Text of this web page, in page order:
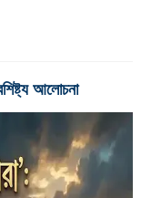
আলোচনা